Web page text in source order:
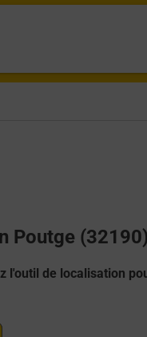
Poutge (32190)
l'outil de localisation